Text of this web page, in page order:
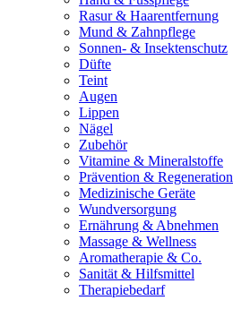
Rasur & Haarentfernung
Mund & Zahnpflege
Sonnen- & Insektenschutz
Düfte
Teint
Augen
Lippen
Nägel
Zubehör
Vitamine & Mineralstoffe
Prävention & Regeneration
Medizinische Geräte
Wundversorgung
Ernährung & Abnehmen
Massage & Wellness
Aromatherapie & Co.
Sanität & Hilfsmittel
Therapiebedarf